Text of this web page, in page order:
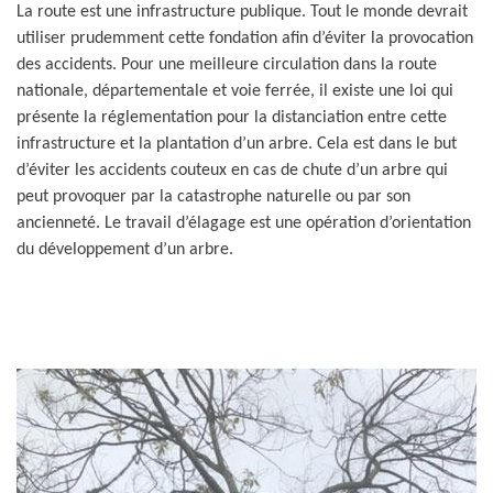
La route est une infrastructure publique. Tout le monde devrait
utiliser prudemment cette fondation afin d’éviter la provocation
des accidents. Pour une meilleure circulation dans la route
nationale, départementale et voie ferrée, il existe une loi qui
présente la réglementation pour la distanciation entre cette
infrastructure et la plantation d’un arbre. Cela est dans le but
d’éviter les accidents couteux en cas de chute d’un arbre qui
peut provoquer par la catastrophe naturelle ou par son
ancienneté. Le travail d’élagage est une opération d’orientation
du développement d’un arbre.